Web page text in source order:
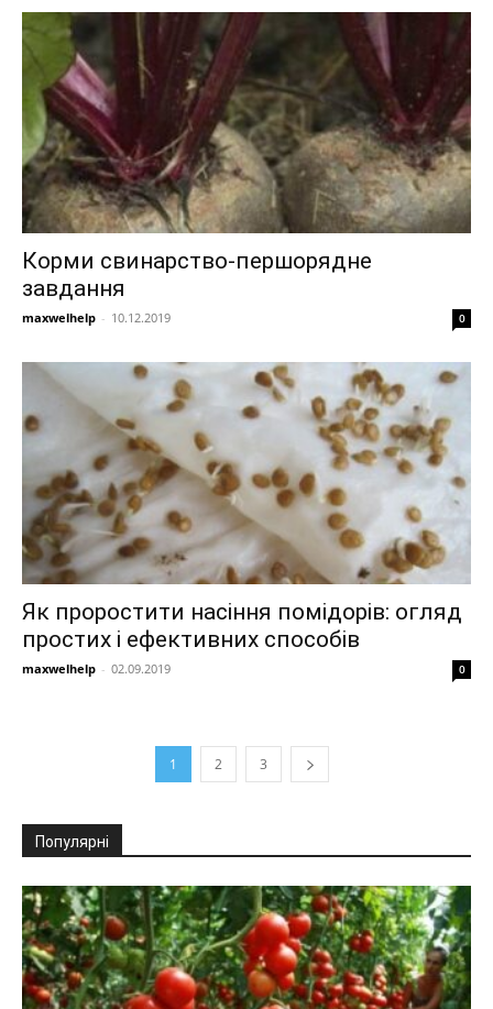
Корми свинарство-першорядне
завдання
maxwelhelp - 10.12.2019 0
Як проростити насіння помідорів: огляд
простих і ефективних способів
maxwelhelp - 02.09.2019 0
1 2 3
Популярні